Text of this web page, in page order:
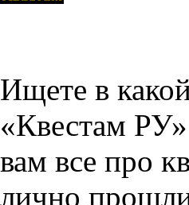
Ищете в
«Квестам РУ»
вам все про
лично